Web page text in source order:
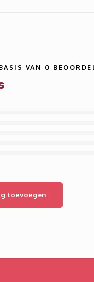
VAN 0
toevoegen